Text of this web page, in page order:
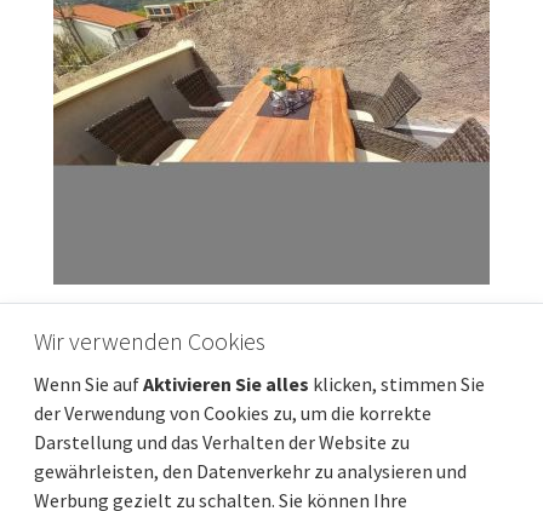
ZADAR, VRSI MULO – Neubau in begehrter
Preis248 590 € Entfernung vom meer
380 m
Gesamtfläche
68 m² Gemeindeteil
Vrsi
Wir verwenden Cookies
Wenn Sie aufAktivieren Sie alles klicken, stimmen Sie
der Verwendung von Cookies zu, um die korrekte
Darstellung und das Verhalten der Website zu
gewährleisten, den Datenverkehr zu analysieren und
Werbung gezielt zu schalten. Sie können Ihre